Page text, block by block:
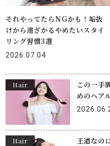
それやってたらNGかも！垢抜
けから遠ざかるやめたいスタイ
リング習慣3選
2026.07.04
Hair
この一手
めのヘア
Hair
王道なの